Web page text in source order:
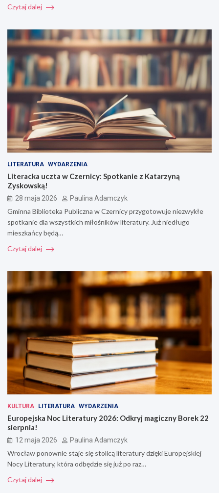
Czytaj dalej
LITERATURA WYDARZENIA
Literacka uczta w Czernicy: Spotkanie z Katarzyną
Zyskowską!
28 maja 2026 Paulina Adamczyk
Gminna Biblioteka Publiczna w Czernicy przygotowuje niezwykłe
spotkanie dla wszystkich miłośników literatury. Już niedługo
mieszkańcy będą…
Czytaj dalej
KULTURA LITERATURA WYDARZENIA
Europejska Noc Literatury 2026: Odkryj magiczny Borek 22
sierpnia!
12 maja 2026 Paulina Adamczyk
Wrocław ponownie staje się stolicą literatury dzięki Europejskiej
Nocy Literatury, która odbędzie się już po raz…
Czytaj dalej